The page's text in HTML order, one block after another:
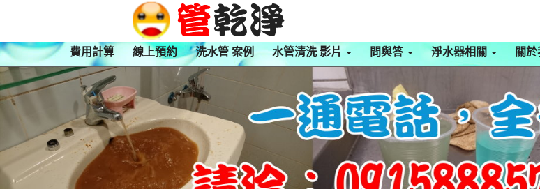
費用計算 線上預約 洗水管 案例 水管清洗 影片 問與答 淨水器相關 關於